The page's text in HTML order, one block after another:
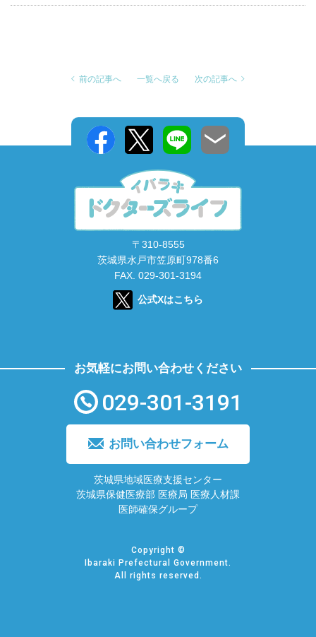
前の記事へ 一覧へ戻る 次の記事へ
〒310-8555
茨城県水戸市笠原町978番6
FAX. 029-301-3194
公式Xはこちら
お気軽にお問い合わせください
029-301-3191
お問い合わせフォーム
茨城県地域医療支援センター
茨城県保健医療部 医療局 医療人材課
医師確保グループ
Copyright ©
Ibaraki Prefectural Government.
All rights reserved.